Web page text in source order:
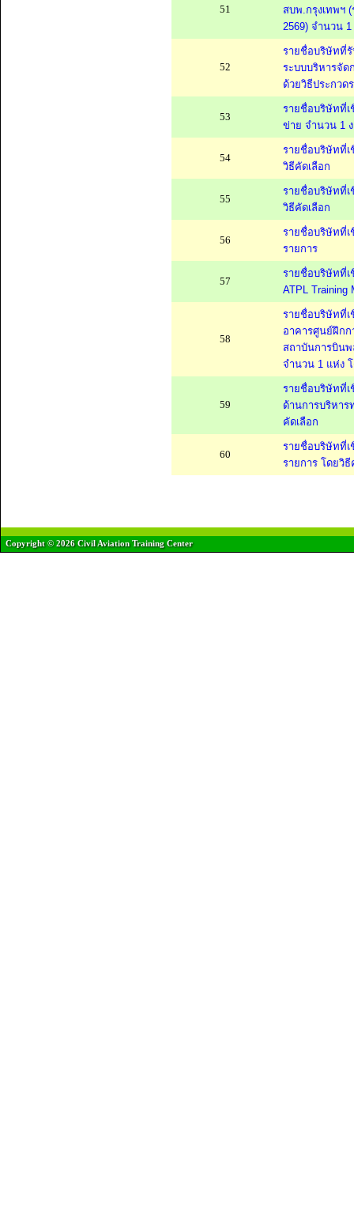
51
สบพ.กรุงเทพฯ
2569) จำนวน 1
52
รายชื่อบริษัทที่รั
ระบบบริหารจัด
ด้วยวิธีประกวด
53
รายชื่อบริษัทที่เ
ข่าย จำนวน 1
54
รายชื่อบริษัทที่เ
วิธีคัดเลือก
55
รายชื่อบริษัทที่เ
วิธีคัดเลือก
56
รายชื่อบริษัทที่เ
รายการ
57
รายชื่อบริษัทที่เ
ATPL Training
58
รายชื่อบริษัทที่เ
อาคารศูนย์ฝึก
สถาบันการบิน
จำนวน 1 แห่ง
59
รายชื่อบริษัทที่
ด้านการบริหา
คัดเลือก
60
รายชื่อบริษัทที่
รายการ โดยวิธี
Copyright © 2026 Civil Aviation Training Center